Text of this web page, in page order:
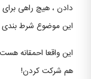
دادن ، هیچ راهی
این موضوع شرط بندی
این واقعا احمقانه
هم شرکت کردن!